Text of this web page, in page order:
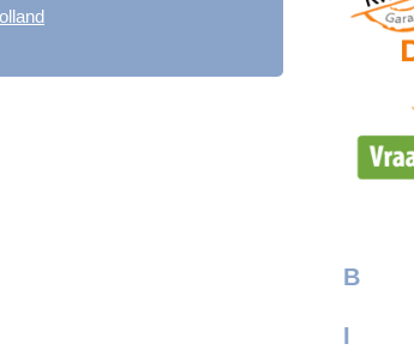
B
I